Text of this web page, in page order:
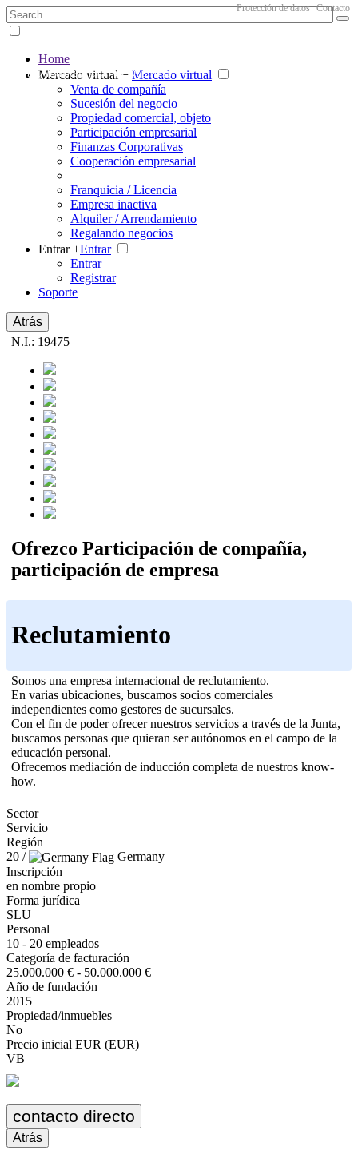
The big marketplace for business
Protección de datos Contacto
Home
Mercado virtual + Mercado virtual
Venta de compañía
Sucesión del negocio
Propiedad comercial, objeto
Participación empresarial
Finanzas Corporativas
Cooperación empresarial
Franquicia / Licencia
Empresa inactiva
Alquiler / Arrendamiento
Regalando negocios
Entrar +Entrar
Entrar
Registrar
Soporte
Atrás
N.I.: 19475
Ofrezco Participación de compañía,
participación de empresa
Reclutamiento
Somos una empresa internacional de reclutamiento.
En varias ubicaciones, buscamos socios comerciales
independientes como gestores de sucursales.
Con el fin de poder ofrecer nuestros servicios a través de la Junta,
buscamos personas que quieran ser autónomos en el campo de la
educación personal.
Ofrecemos mediación de inducción completa de nuestros know-
how.
Sector
Servicio
Región
20 /
Germany
Inscripción
en nombre propio
Forma jurídica
SLU
Personal
10 - 20 empleados
Categoría de facturación
25.000.000 € - 50.000.000 €
Año de fundación
2015
Propiedad/inmuebles
No
Precio inicial EUR (EUR)
VB
contacto directo
Atrás